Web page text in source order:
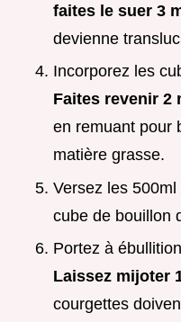
faites le suer 3
devienne
Incorporez les
Faites revenir 2
en remuant pour
matière grasse.
Versez les
cube de bouillon
Portez à
Laissez mijoter
courgettes